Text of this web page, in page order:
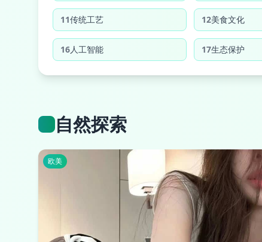
11传统工艺 12美食文化
16人工智能 17生态保护
自然探索
欧美